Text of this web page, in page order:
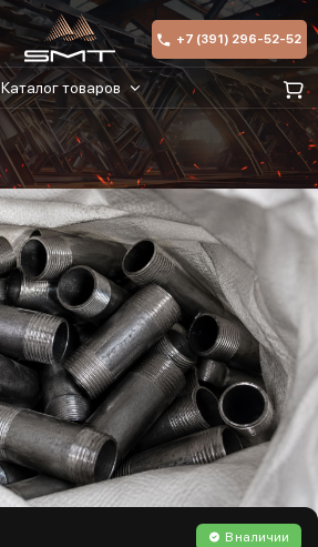
+7 (391) 296-52-52
Каталог товаров
В наличии